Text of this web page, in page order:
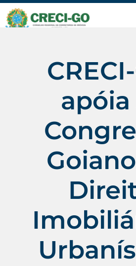
conteúdo
apóia